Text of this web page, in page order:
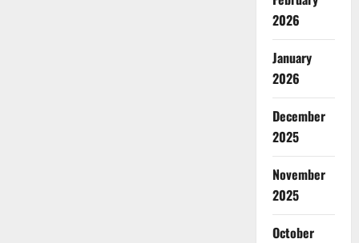
2026
January
2026
December
2025
November
2025
October